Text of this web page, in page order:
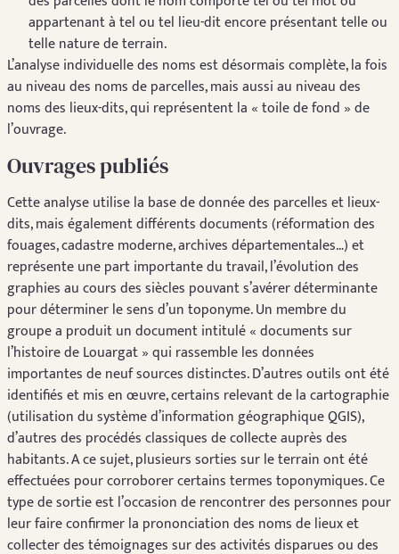
appartenant à tel ou tel lieu-dit encore présentant telle ou
telle nature de terrain.
L’analyse individuelle des noms est désormais complète, la fois
au niveau des noms de parcelles, mais aussi au niveau des
noms des lieux-dits, qui représentent la « toile de fond » de
l’ouvrage.
Ouvrages publiés
Cette analyse utilise la base de donnée des parcelles et lieux-
dits, mais également différents documents (réformation des
fouages, cadastre moderne, archives départementales…) et
représente une part importante du travail, l’évolution des
graphies au cours des siècles pouvant s’avérer déterminante
pour déterminer le sens d’un toponyme. Un membre du
groupe a produit un document intitulé « documents sur
l’histoire de Louargat » qui rassemble les données
importantes de neuf sources distinctes. D’autres outils ont été
identifiés et mis en œuvre, certains relevant de la cartographie
(utilisation du système d’information géographique QGIS),
d’autres des procédés classiques de collecte auprès des
habitants. A ce sujet, plusieurs sorties sur le terrain ont été
effectuées pour corroborer certains termes toponymiques. Ce
type de sortie est l’occasion de rencontrer des personnes pour
leur faire confirmer la prononciation des noms de lieux et
collecter des témoignages sur des activités disparues ou des